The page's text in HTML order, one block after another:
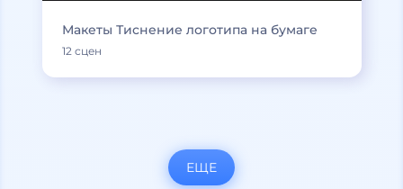
Макеты Тиснение логотипа на бумаге
12 сцен
ЕЩЕ